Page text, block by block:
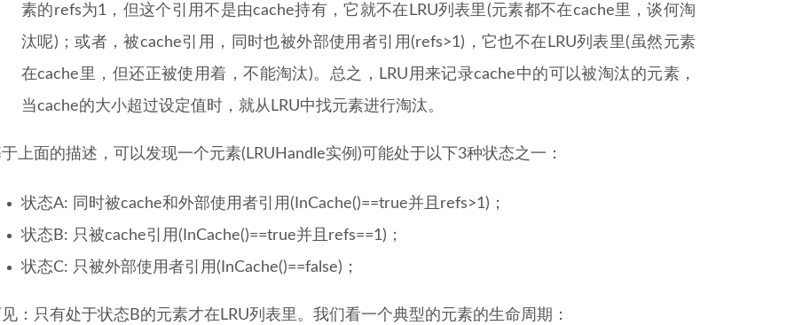
素的refs为1，但这个引用不是由cache持有，它就不在LRU列表里(元素都不在cache里，谈何淘
汰呢)；或者，被cache引用，同时也被外部使用者引用(refs>1)，它也不在LRU列表里(虽然元素
在cache里，但还正被使用着，不能淘汰)。总之，LRU用来记录cache中的可以被淘汰的元素，
当cache的大小超过设定值时，就从LRU中找元素进行淘汰。
上面的描述，可以发现一个元素(LRUHandle实例)可能处于以下3种状态之一：
状态A: 同时被cache和外部使用者引用(InCache()==true并且refs>1)；
状态B: 只被cache引用(InCache()==true并且refs==1)；
状态C: 只被外部使用者引用(InCache()==false)；
：只有处于状态B的元素才在LRU列表里。我们看一个典型的元素的生命周期：